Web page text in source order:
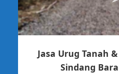
Jasa Urug Tanah
Sindang